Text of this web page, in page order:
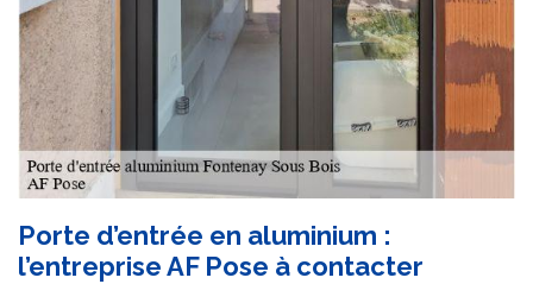
Porte d’entrée en aluminium :
l’entreprise AF Pose à contacter